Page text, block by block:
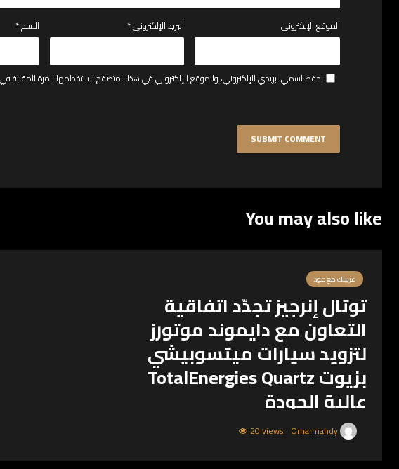
الاسم* البريد الإلكتروني* الموقع الإلكتروني
احفظ اسمي، بريدي الإلكتروني، والموقع الإلكتروني في هذا المتصفح لاستخدامها المرة المقبلة
You may also like
عربيتك مع عود
‎توتال إنرجيز تجدّد اتفاقية
التعاون مع دايموند موتورز
لتزويد سيارات ميتسوبيشي
بزيوت TotalEnergies Quartz
عالية الجودة
‎وقعت شركة توتال إنرجيز للتسويق إيجيبت عقد
تجديد اتفاقية التعاون مع شركة دايموند موتورز،
الوكيل الحصري لسيارات ميتسوبيشي في مصر،
Omarmahdy
20 views